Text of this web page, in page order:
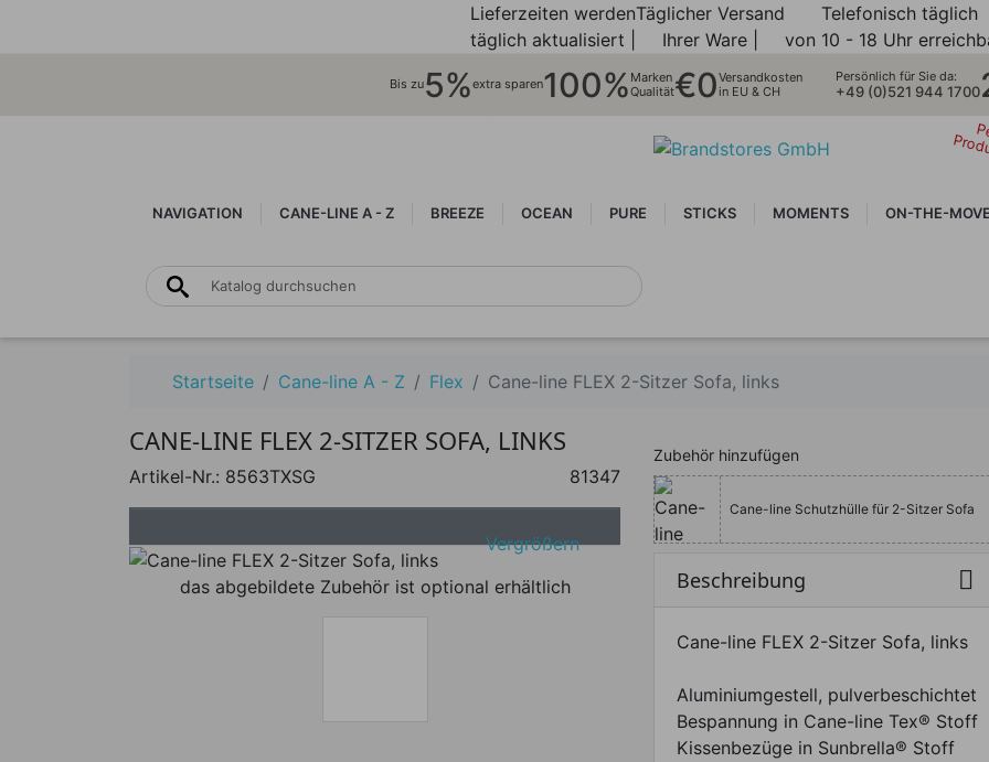
Lieferzeiten werden
täglich aktualisiert |
Täglicher Versand
Ihrer Ware |
Telefonisch täglich
von 10 - 18 Uhr
Bis zu5%extra sparen100% Marken
Qualität€0Versandkosten
in EU & CH
Persönlich für Sie da:
+49 (0)521 944 1700
NAVIGATION CANE-LINE A - Z BREEZE OCEAN PURE STICKS MOMENTS ON-THE-
Startseite Cane-line A - Z Flex Cane-line FLEX 2-Sitzer Sofa, links
CANE-LINE FLEX 2-SITZER SOFA, LINKS
Artikel-Nr.: 8563TXSG 81347
Vergrößern
das abgebildete Zubehör ist optional erhältlich
Zubehör hinzufügen
Cane-line Schutzhülle für 2-Sitzer Sofa
Beschreibung 
Cane-line FLEX 2-Sitzer Sofa, links
Aluminiumgestell, pulverbeschichtet
Bespannung in Cane-line Tex® Stoff
Kissenbezüge in Sunbrella® Stoff